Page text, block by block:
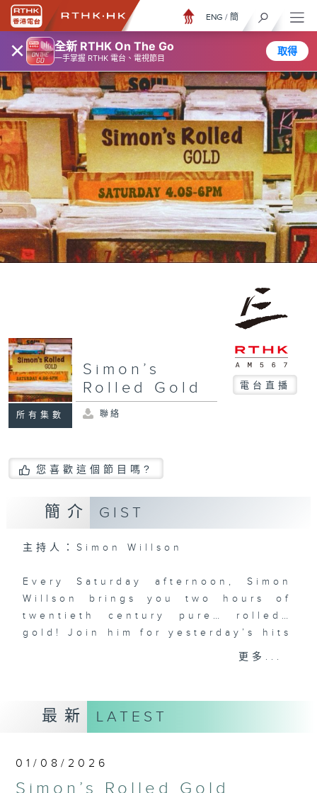
× 全新 RTHK On The Go
一手掌握 RTHK 電台、電視節目
取得
ENG / 簡
所有集數
Simon’s
Rolled Gold
電台直播
聯絡
您喜歡這個節目嗎?
簡介 GIST
主持人：Simon Willson
Every Saturday afternoon, Simon
Willson brings you two hours of
twentieth century pure… rolled…
gold! Join him for yesterday’s hits
that became today’s classics,
on Radio 3 since they were
released. If you are into the
music of the 70s, 80s, and 90s,
Saturday afternoons from 4:05
更多...
最新 LATEST
01/08/2026